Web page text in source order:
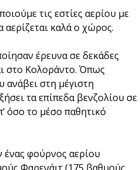
τις εστίες αερίου με
καλά ο χώρος.
έρευνα σε δεκάδες
στο Κολοράντο. Όπως
ανάβει στη μέγιστη
τα επίπεδα βενζολίου σε
όσο το μέσο παθητικό
ένας φούρνος αερίου